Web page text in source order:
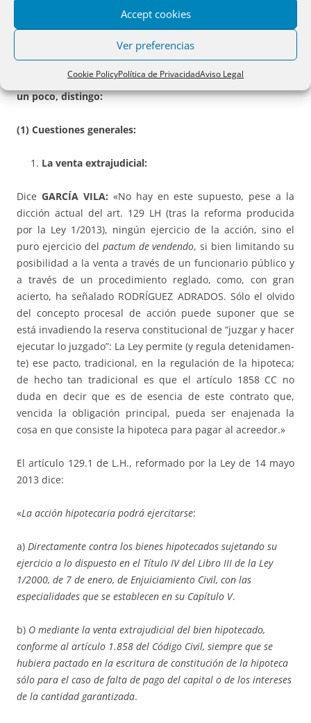
Accept cookies
Ver preferencias
Cookie PolicyPolítica de PrivacidadAviso Legal
poseedor.
Tengo que darle la razón a GARCÍAVI­LA,en varias
ocasiones, respecto a esta materia. Para sistematizarla
un poco, distingo:
(1) Cuestiones generales:
La venta extrajudicial:
Dice GARCÍAVILA: «No hay en este supuesto, pese a la
dicción actual del art. 129 LH (tras la reforma producida
por la Ley 1/2013), ningún ejer­cicio de la acción, sino el
puro ejercicio del pactum de vendendo, si bien limitando su
posi­bilidad a la venta a través de un funcionario público y
a través de un pro­ce­dimiento reglado, como, con gran
acierto, ha seña­lado RODRÍGUEZ ADRA­DOS. Sólo el olvido
del concepto procesal de ac­ción puede suponer que se
está invadiendo la reserva constitucional de “juz­gar y hacer
eje­cu­tar lo juzgado”: La Ley permite (y regula dete­nida­men­­
te) ese pacto, tra­dicional, en la regulación de la hi­poteca;
de he­cho tan tradicional es que el artículo 1858 CC no
duda en de­cir que es de esen­­cia de este contrato que,
vencida la obligación princi­pal, pueda ser ena­jenada la
cosa en que consiste la hipoteca para pagar al acreedor.»
El artículo 129.1 de L.H., reformado por la Ley de 14 mayo
2013 dice:
«La acción hipotecaria podrá ejercitarse:
a) Directamente contra los bienes hipotecados sujetando su
ejercicio a lo dispuesto en el Título IV del Libro III de la Ley
1/2000, de 7 de enero, de Enjuiciamiento Civil, con las
especialidades que se establecen en su Capítulo V.
b) O mediante la venta extrajudicial del bien hipotecado,
conforme al artículo 1.858 del Código Civil, siempre que se
hubiera pactado en la es­critura de constitución de la hipoteca
sólo para el caso de falta de pago del capital o de los intereses
de la cantidad garantizada.